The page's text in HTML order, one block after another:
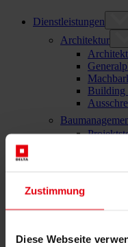
Zustimmung
Diese Webseite
Dienstleistungen
Architektur
Building
Consulting
ESG